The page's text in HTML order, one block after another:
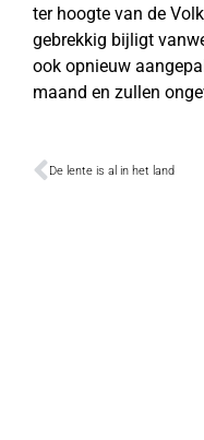
ter hoogte van de
gebrekkig bijligt
ook opnieuw
maand en zullen
De lente is al in het land